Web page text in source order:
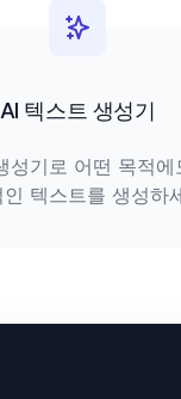
AI 텍스트 생성기
성기로 어떤 목적에
인 텍스트를 생성하